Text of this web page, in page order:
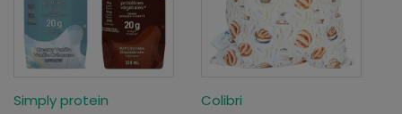
Simply protein
Colibri